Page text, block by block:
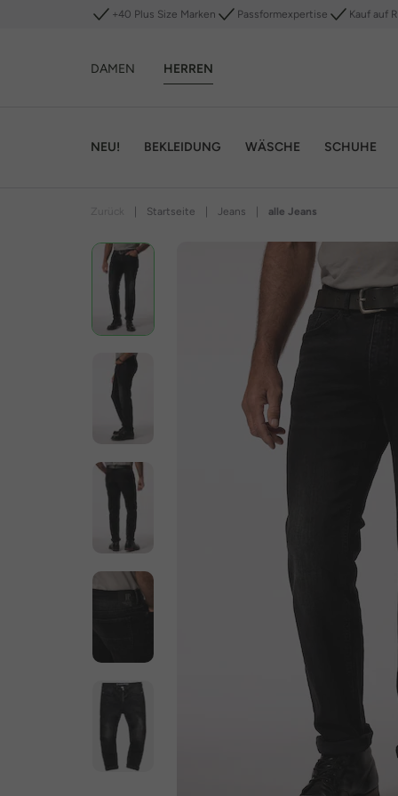
+40 Plus Size Marken Passformexpertise Kauf auf
DAMEN HERREN
NEU! BEKLEIDUNG WÄSCHE SCHUHE
Startseite Jeans alle Jeans